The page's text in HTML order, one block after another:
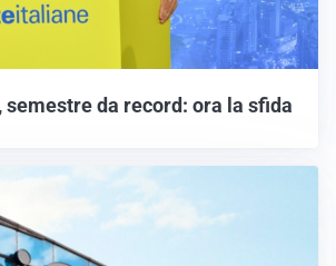
semestre da record: ora la sfida